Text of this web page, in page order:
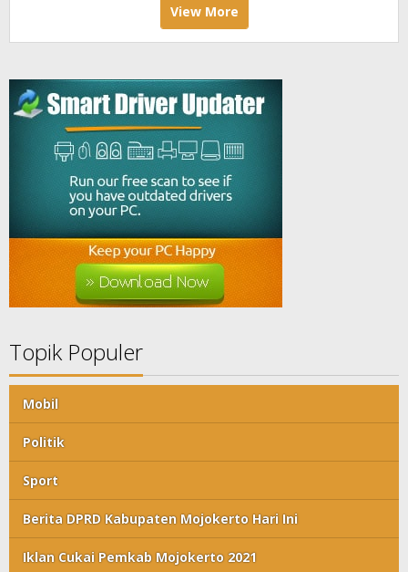
View More
Topik Populer
Mobil
Politik
Sport
Berita DPRD Kabupaten Mojokerto Hari Ini
Iklan Cukai Pemkab Mojokerto 2021